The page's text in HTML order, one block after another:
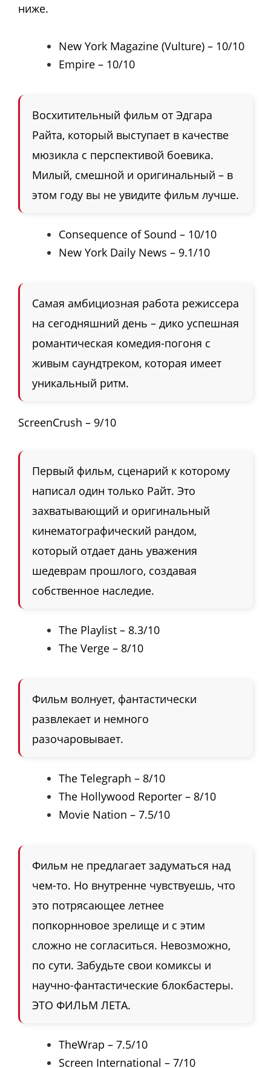
ниже.
New York Magazine (Vulture) – 10/10
Empire – 10/10
Восхитительный фильм от Эдгара
Райта, который выступает в качестве
мюзикла с перспективой боевика.
Милый, смешной и оригинальный – в
этом году вы не увидите фильм лучше.
Consequence of Sound – 10/10
New York Daily News – 9.1/10
Самая амбициозная работа режиссера
на сегодняшний день – дико успешная
романтическая комедия-погоня с
живым саундтреком, которая имеет
уникальный ритм.
ScreenCrush – 9/10
Первый фильм, сценарий к которому
написал один только Райт. Это
захватывающий и оригинальный
кинематографический рандом,
который отдает дань уважения
шедеврам прошлого, создавая
собственное наследие.
The Playlist – 8.3/10
The Verge – 8/10
Фильм волнует, фантастически
развлекает и немного
разочаровывает.
The Telegraph – 8/10
The Hollywood Reporter – 8/10
Movie Nation – 7.5/10
Фильм не предлагает задуматься над
чем-то. Но внутренне чувствуешь, что
это потрясающее летнее
попкорнновое зрелище и с этим
сложно не согласиться. Невозможно,
по сути. Забудьте свои комиксы и
научно-фантастические блокбастеры.
ЭТО ФИЛЬМ ЛЕТА.
TheWrap – 7.5/10
Screen International – 7/10